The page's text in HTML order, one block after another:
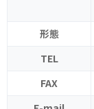
形態
TEL
FAX